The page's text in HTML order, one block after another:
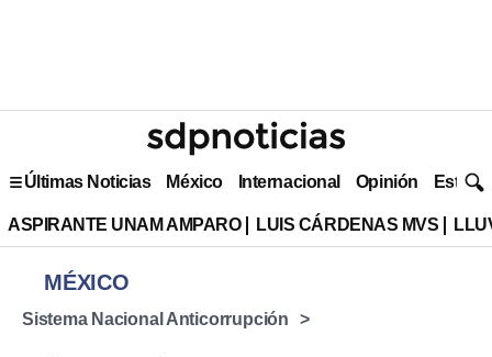
Últimas Noticias México Internacional Opinión Estilo
ASPIRANTE UNAM AMPARO LUIS CÁRDENAS MVS
MÉXICO
Sistema Nacional Anticorrupción